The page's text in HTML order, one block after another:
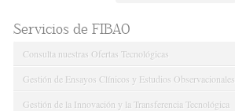
Servicios de FIBAO
Consulta nuestras Ofertas Tecnológicas
Gestión de Ensayos Clínicos y Estudios Observacionales
Gestión de la Innovación y la Transferencia Tecnológica